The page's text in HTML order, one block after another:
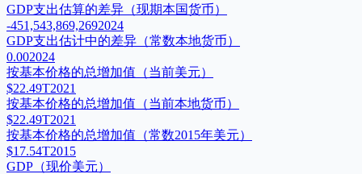
GDP支出估算的差异（现期本国货币）
-451,543,869,2692024
GDP支出估计中的差异（常数本地货币）
0.002024
按基本价格的总增加值（当前美元）
$22.49T2021
按基本价格的总增加值（当前本地货币）
$22.49T2021
按基本价格的总增加值（常数2015年美元）
$17.54T2015
GDP（现价美元）